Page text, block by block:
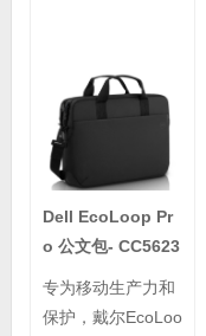
Dell EcoLoop Pr
o 公文包- CC5623
专为移动生产力和
保护，戴尔EcoLoo